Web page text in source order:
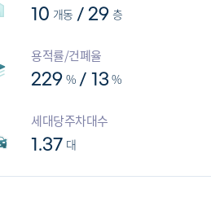
10 개동 / 29 층
용적률/건폐율
229 % / 13%
세대당주차대수
1.37 대